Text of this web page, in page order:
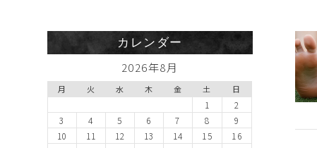
カレンダー
2026年8月
月 火 水 木 金 土 日
1
2
3
4 5 6 7 8
9
10
11 12 13 14 15
16